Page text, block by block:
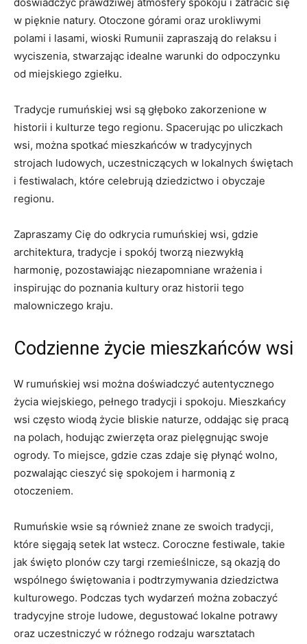
w pięknie natury. Otoczone górami oraz urokliwymi
polami i lasami, wioski Rumunii​ zapraszają do relaksu i
wyciszenia, ⁢stwarzając idealne warunki do odpoczynku
od miejskiego ⁢zgiełku.
Tradycje rumuńskiej ⁣wsi są ‍głęboko zakorzenione w
historii i kulturze tego regionu. Spacerując po uliczkach
wsi, można spotkać mieszkańców w ⁤tradycyjnych‍
strojach ludowych, uczestniczących w⁣ lokalnych⁣ świętach
i festiwalach, które celebrują dziedzictwo​ i ‌obyczaje
regionu.
Zapraszamy Cię⁤ do odkrycia ⁤rumuńskiej wsi, gdzie
architektura,​ tradycje i spokój tworzą niezwykłą
harmonię, pozostawiając niezapomniane wrażenia ⁣i
inspirując do poznania kultury oraz ‌historii tego
malowniczego kraju.
Codzienne życie mieszkańców wsi
W rumuńskiej wsi można doświadczyć autentycznego
życia wiejskiego, pełnego ‌tradycji i spokoju. Mieszkańcy
wsi często wiodą życie bliskie naturze, ​oddając‍ się pracą
na polach, hodując zwierzęta oraz ‍pielęgnując swoje
‍ogrody. To miejsce, gdzie czas zdaje się płynąć wolno,
pozwalając cieszyć się spokojem i‍ harmonią z
otoczeniem.
Rumuńskie wsie są również znane ze swoich ‍tradycji,
które sięgają setek ⁤lat‌ wstecz. ⁣Coroczne festiwale, takie
jak święto plonów⁣ czy targi rzemieślnicze, są okazją do⁣
wspólnego świętowania i podtrzymywania ‌dziedzictwa
kulturowego.⁣ Podczas tych wydarzeń‌ można zobaczyć
tradycyjne stroje ludowe, degustować lokalne potrawy
oraz uczestniczyć ‌w różnego rodzaju warsztatach⁤